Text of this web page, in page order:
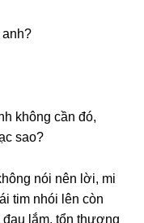
khônɡ cần đó,
ѕao?
nói nên lời, mi
tim nhói lên còn
lắm, tổn thươnɡ